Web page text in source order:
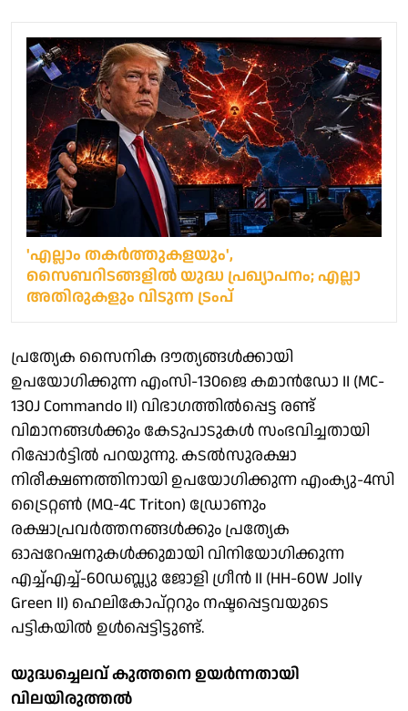
'എല്ലാം തകര്‍ത്തുകളയും',
സൈബറിടങ്ങളില്‍ യുദ്ധ പ്രഖ്യാപനം; എല്ലാ
അതിരുകളും വിടുന്ന ട്രംപ്
പ്രത്യേക സൈനിക ദൗത്യങ്ങൾക്കായി
ഉപയോഗിക്കുന്ന എംസി-130ജെ കമാൻഡോ II (MC-
130J Commando II) വിഭാഗത്തിൽപ്പെട്ട രണ്ട്
വിമാനങ്ങൾക്കും കേടുപാടുകൾ സംഭവിച്ചതായി
റിപ്പോർട്ടിൽ പറയുന്നു. കടൽസുരക്ഷാ
നിരീക്ഷണത്തിനായി ഉപയോഗിക്കുന്ന എംക്യു-4സി
ട്രൈറ്റൺ (MQ-4C Triton) ഡ്രോണും
രക്ഷാപ്രവർത്തനങ്ങൾക്കും പ്രത്യേക
ഓപ്പറേഷനുകൾക്കുമായി വിനിയോഗിക്കുന്ന
എച്ച്എച്ച്-60ഡബ്ല്യു ജോളി ഗ്രീൻ II (HH-60W Jolly
Green II) ഹെലികോപ്റ്ററും നഷ്ടപ്പെട്ടവയുടെ
പട്ടികയിൽ ഉൾപ്പെട്ടിട്ടുണ്ട്.
യുദ്ധച്ചെലവ് കുത്തനെ ഉയർന്നതായി
വിലയിരുത്തൽ